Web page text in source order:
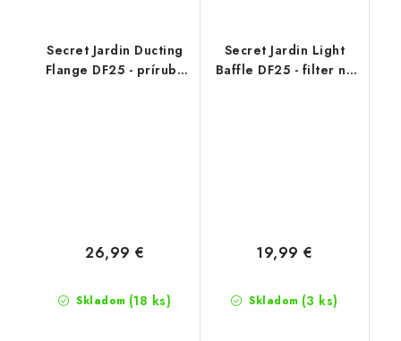
Secret Jardin Ducting
Flange DF25 - príruba
Skladom (18 ks)
26,99 €
Secret Jardin Light
Baffle DF25 - filter na
Skladom (3 ks)
19,99 €